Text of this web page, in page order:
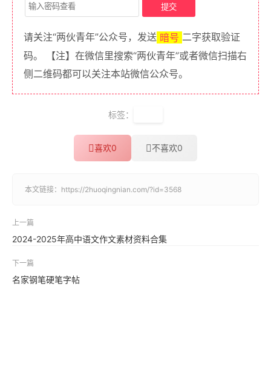
请关注“两伙青年”公众号，发送 暗号 二字获取验证
码。 【注】在微信里搜索“两伙青年”或者微信扫描右
侧二维码都可以关注本站微信公众号。
标签：
喜欢0 不喜欢0
本文链接： https://2huoqingnian.com/?id=3568
上一篇
2024-2025年高中语文作文素材资料合集
下一篇
名家钢笔硬笔字帖